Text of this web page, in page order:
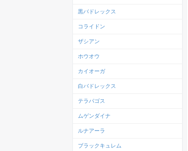
黒バドレックス
コライドン
ザシアン
ホウオウ
カイオーガ
白バドレックス
テラパゴス
ムゲンダイナ
ルナアーラ
ブラックキュレム